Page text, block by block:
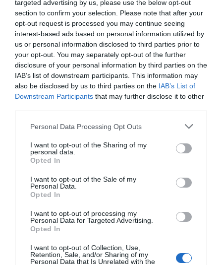
targeted advertising by us, please use the below opt-out
section to confirm your selection. Please note that after your
opt-out request is processed you may continue seeing
interest-based ads based on personal information utilized by
us or personal information disclosed to third parties prior to
your opt-out. You may separately opt-out of the further
disclosure of your personal information by third parties on the
IAB’s list of downstream participants. This information may
also be disclosed by us to third parties on the IAB’s List of
Downstream Participants that may further disclose it to other
Please note that this website/app uses one or more Google
not limited to your visit or usage behaviour. You may click to
grant or deny consent to Google and its third-party tags to
use your data for below specified purposes in below Google
consent section.
Personal Data Processing Opt Outs
I want to opt-out of the Sharing of my
personal data.
Opted In
I want to opt-out of the Sale of my
Personal Data.
Opted In
I want to opt-out of processing my
Personal Data for Targeted Advertising.
Opted In
I want to opt-out of Collection, Use,
Retention, Sale, and/or Sharing of my
Personal Data that Is Unrelated with the
Διαβάστε όλες τιςειδήσεις για την Εύβοια
Διαβάστε όλες τιςτελευταίες ειδήσεις για την
Ελλάδακαι τονΚόσμοστοevima.gr
TAGS: ΕΙΔΗΣΕΙΣ
ΕΙΔΗΣΕΙΣ ΕΥΒΟΙΑ
ΕΙΔΗΣΕΙΣ ΣΗΜΕΡΑ
ΕΥΒΟΙΑ
ΗΛΙΚΙΩΜΕΝΟΣ
ΛΙΠΟΘΥΜΙΑ
ΝΕΑ ΝΕΑ ΕΥΒΟΙΑ
ΟΜΑΔΑ ΔΙΑΣ
ΟΡΕΣΤΗ ΜΑΚΡΗ
ΧΑΛΚΙΔΑ
ΡΟΗ ΕΙΔΗΣΕΩΝ
Φωτιά στη Σκύρο: Χωρίς ενεργό
μέτωπο – Παραμένουν ισχυρές
07.08.2026 | 00:10
στη Σκύρο
06.08.2026 | 23:15
Φωτιά στη Σκύρο: Δύσκολη νύχτα